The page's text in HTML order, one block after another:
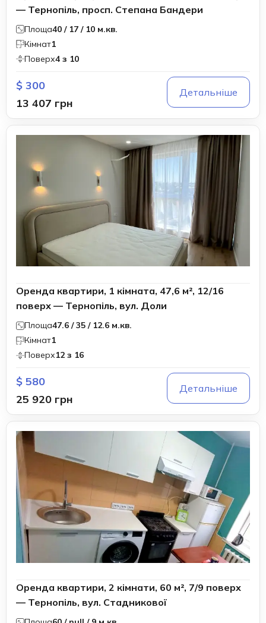
— Тернопіль, просп. Степана Бандери
Площа40 / 17 / 10 м.кв.
Кімнат1
Поверх4 з 10
$ 300
13 407 грн
Детальніше
Оренда квартири, 1 кімната, 47,6 м², 12/16
поверх — Тернопіль, вул. Доли
Площа47.6 / 35 / 12.6 м.кв.
Кімнат1
Поверх12 з 16
$ 580
25 920 грн
Детальніше
Оренда квартири, 2 кімнати, 60 м², 7/9 поверх
— Тернопіль, вул. Стадникової